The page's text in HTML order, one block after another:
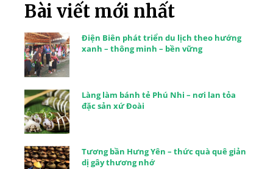
Bài viết mới nhất
Điện Biên phát triển du lịch theo hướng
xanh – thông minh – bền vững
Làng làm bánh tẻ Phú Nhi – nơi lan tỏa
đặc sản xứ Đoài
Tương bần Hưng Yên – thức quà quê giản
dị gây thương nhớ